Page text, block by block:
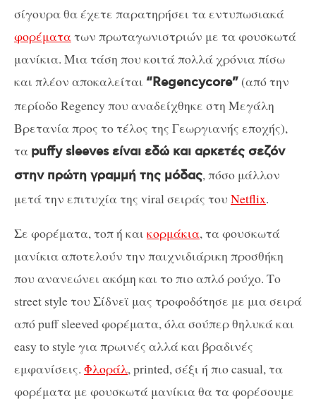
σίγουρα θα έχετε παρατηρήσει τα εντυπωσιακά
φορέματατων πρωταγωνιστριών με τα φουσκωτά
μανίκια. Μια τάση που κοιτά πολλά χρόνια πίσω
και πλέον αποκαλείται “Regencycore” (από την
περίοδο Regency που αναδείχθηκε στη Μεγάλη
Βρετανία προς το τέλος της Γεωργιανής εποχής),
τα puffy sleeves είναι εδώ και αρκετές σεζόν
στην πρώτη γραμμή της μόδας, πόσο μάλλον
μετά την επιτυχία της viral σειράς του Νetflix.
Σε φορέματα, τοπ ή και κορμάκια, τα φουσκωτά
μανίκια αποτελούν την παιχνιδιάρικη προσθήκη
που ανανεώνει ακόμη και το πιο απλό ρούχο. Το
street style του Σίδνεϊ μας τροφοδότησε με μια σειρά
από puff sleeved φορέματα, όλα σούπερ θηλυκά και
easy to style για πρωινές αλλά και βραδινές
εμφανίσεις. Φλοράλ, printed, σέξι ή πιο casual, τα
φορέματα με φουσκωτά μανίκια θα τα φορέσουμε